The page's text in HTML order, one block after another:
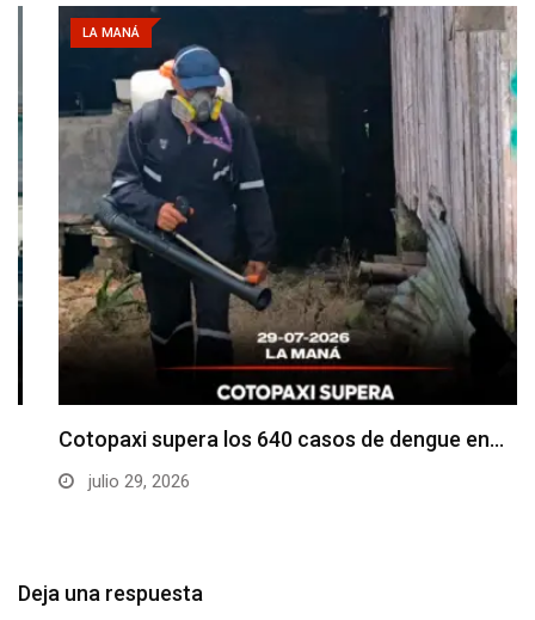
LA MANÁ
Cotopaxi supera los 640 casos de dengue en…
julio 29, 2026
Deja una respuesta